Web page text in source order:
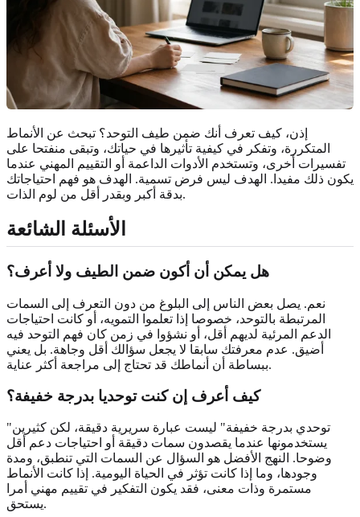
إذن، كيف تعرف أنك ضمن طيف التوحد؟ تبحث عن الأنماط
المتكررة، وتفكر في كيفية تأثيرها في حياتك، وتبقى منفتحا على
تفسيرات أخرى، وتستخدم الأدوات الداعمة أو التقييم المهني عندما
يكون ذلك مفيدا. الهدف ليس فرض تسمية. الهدف هو فهم احتياجاتك
بدقة أكبر وبقدر أقل من لوم الذات.
الأسئلة الشائعة
هل يمكن أن أكون ضمن الطيف ولا أعرف؟
نعم. يصل بعض الناس إلى البلوغ من دون التعرف إلى السمات
المرتبطة بالتوحد، خصوصا إذا تعلموا التمويه، أو كانت احتياجات
الدعم المرئية لديهم أقل، أو نشؤوا في زمن كان فهم التوحد فيه
أضيق. عدم معرفتك سابقا لا يجعل سؤالك أقل وجاهة. بل يعني
ببساطة أن أنماطك قد تحتاج إلى مراجعة أكثر عناية.
كيف أعرف إن كنت توحديا بدرجة خفيفة؟
"توحدي بدرجة خفيفة" ليست عبارة سريرية دقيقة، لكن كثيرين
يستخدمونها عندما يقصدون سمات دقيقة أو احتياجات دعم أقل
وضوحا. النهج الأفضل هو السؤال عن السمات التي تنطبق، ومدة
وجودها، وما إذا كانت تؤثر في الحياة اليومية. إذا كانت الأنماط
مستمرة وذات معنى، فقد يكون التفكير في تقييم مهني أمرا
يستحق.